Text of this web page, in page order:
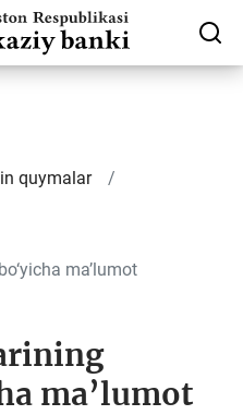
quymalar
ma’lumot
ma’lumot